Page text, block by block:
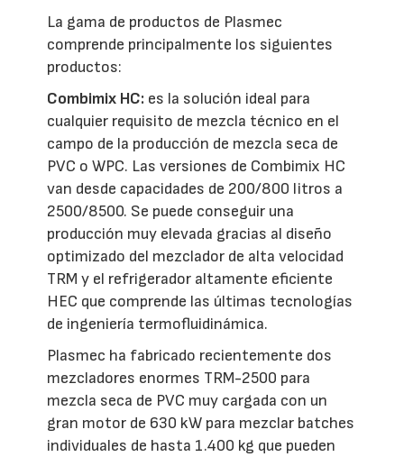
La gama de productos de Plasmec
comprende principalmente los siguientes
productos:
Combimix HC: es la solución ideal para
cualquier requisito de mezcla técnico en el
campo de la producción de mezcla seca de
PVC o WPC. Las versiones de Combimix HC
van desde capacidades de 200/800 litros a
2500/8500. Se puede conseguir una
producción muy elevada gracias al diseño
optimizado del mezclador de alta velocidad
TRM y el refrigerador altamente eficiente
HEC que comprende las últimas tecnologías
de ingeniería termofluidinámica.
Plasmec ha fabricado recientemente dos
mezcladores enormes TRM-2500 para
mezcla seca de PVC muy cargada con un
gran motor de 630 kW para mezclar batches
individuales de hasta 1.400 kg que pueden